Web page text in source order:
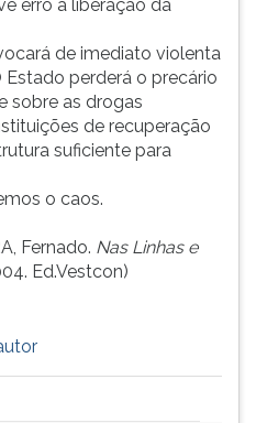
erro a liberação da
de imediato violenta
perderá o precário
sobre as drogas
de recuperação
suficiente para
o caos.
Fernado. Nas Linhas e
Ed.Vestcon)